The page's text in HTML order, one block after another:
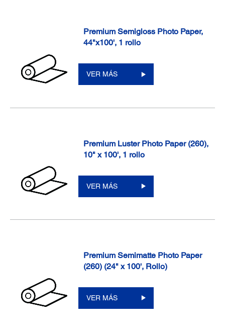
Premium Semigloss Photo Paper,
44"x100', 1 rollo
VER MÁS
Premium Luster Photo Paper (260),
10" x 100', 1 rollo
VER MÁS
Premium Semimatte Photo Paper
(260) (24" x 100', Rollo)
VER MÁS